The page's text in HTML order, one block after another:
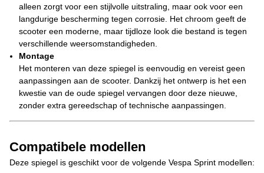
alleen zorgt voor een stijlvolle uitstraling, maar ook voor een
langdurige bescherming tegen corrosie. Het chroom geeft de
scooter een moderne, maar tijdloze look die bestand is tegen
verschillende weersomstandigheden.
Montage
Het monteren van deze spiegel is eenvoudig en vereist geen
aanpassingen aan de scooter. Dankzij het ontwerp is het een
kwestie van de oude spiegel vervangen door deze nieuwe,
zonder extra gereedschap of technische aanpassingen.
Compatibele modellen
Deze spiegel is geschikt voor de volgende Vespa Sprint modellen: